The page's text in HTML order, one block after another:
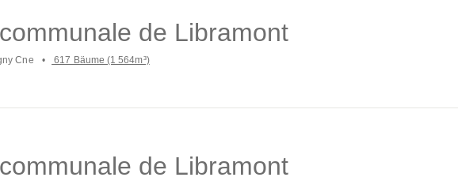
de Libramont
Cne 617 Bäume (1 564m³)
de Libramont